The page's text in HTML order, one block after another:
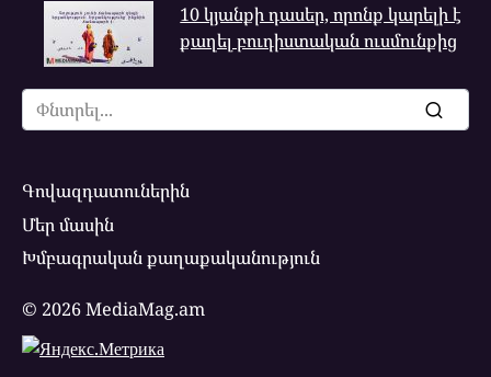
10 կյանքի դասեր, որոնք կարելի է
քաղել բուդիստական ուսմունքից
Search
for:
Գովազդատուներին
Մեր մասին
Խմբագրական քաղաքականություն
© 2026 MediaMag.am